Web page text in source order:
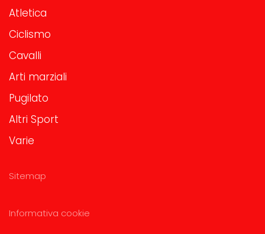
Atletica
Ciclismo
Cavalli
Arti marziali
Pugilato
Altri Sport
Varie
Sitemap
Informativa cookie